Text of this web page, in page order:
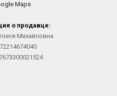
Maps
о продавце:
Михайловна